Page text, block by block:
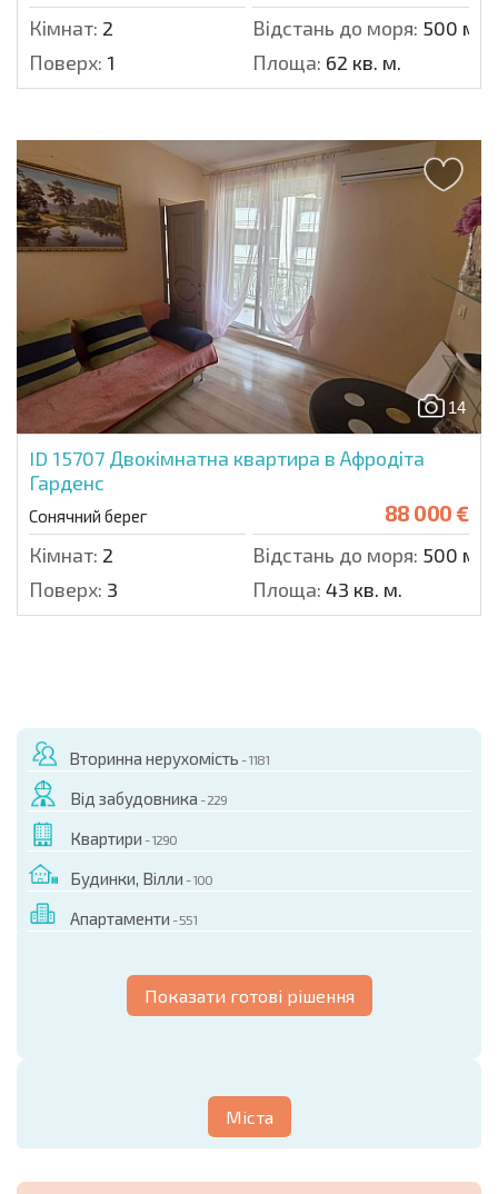
Кімнат: 2 Відстань до моря: 500 м.
Поверх: 1 Площа: 62 кв. м.
14
ID 15707 Двокімнатна квартира в Афродіта
Гарденс
Сонячний берег 88 000 €
Кімнат: 2 Відстань до моря: 500 м.
Поверх: 3 Площа: 43 кв. м.
Вторинна нерухомість - 1181
Від забудовника - 229
Квартири - 1290
Будинки, Вілли - 100
Апартаменти - 551
Показати готові рішення
Міста